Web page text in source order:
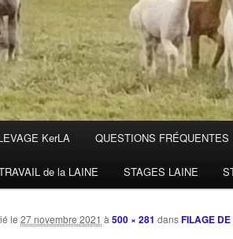
KerLA QUESTIONS FRÉQUENTES
de la LAINE STAGES LAINE
le 27 novembre 2021 à500 × 281 dansFILAGE